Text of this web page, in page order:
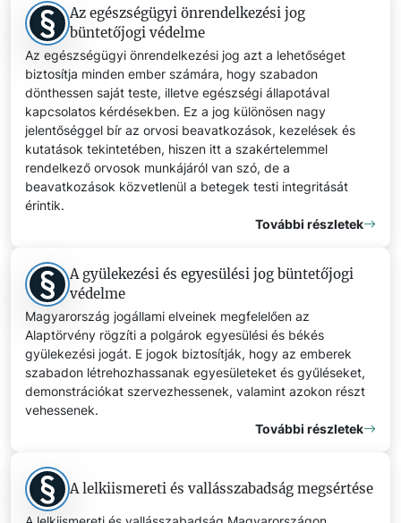
Az egészségügyi önrendelkezési jog
büntetőjogi védelme
Az egészségügyi önrendelkezési jog azt a lehetőséget
biztosítja minden ember számára, hogy szabadon
dönthessen saját teste, illetve egészségi állapotával
kapcsolatos kérdésekben. Ez a jog különösen nagy
jelentőséggel bír az orvosi beavatkozások, kezelések és
kutatások tekintetében, hiszen itt a szakértelemmel
rendelkező orvosok munkájáról van szó, de a
beavatkozások közvetlenül a betegek testi integritását
érintik.
További részletek
A gyülekezési és egyesülési jog büntetőjogi
védelme
Magyarország jogállami elveinek megfelelően az
Alaptörvény rögzíti a polgárok egyesülési és békés
gyülekezési jogát. E jogok biztosítják, hogy az emberek
szabadon létrehozhassanak egyesületeket és gyűléseket,
demonstrációkat szervezhessenek, valamint azokon részt
vehessenek.
További részletek
A lelkiismereti és vallásszabadság megsértése